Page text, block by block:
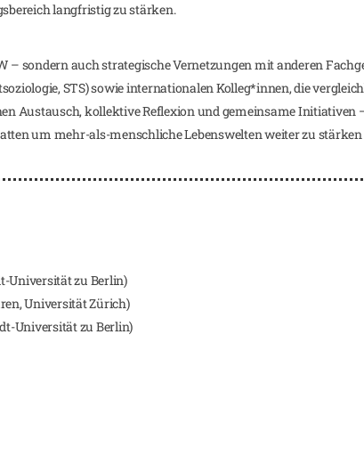
langfristig zu stärken.
sondern auch strategische Vernetzungen mit anderen
STS) sowie internationalen Kolleg*innen, die
Austausch, kollektive Reflexion und gemeinsame Initiativen
um mehr-als-menschliche Lebenswelten weiter zu stärken
Universität zu Berlin)
Universität Zürich)
Universität zu Berlin)